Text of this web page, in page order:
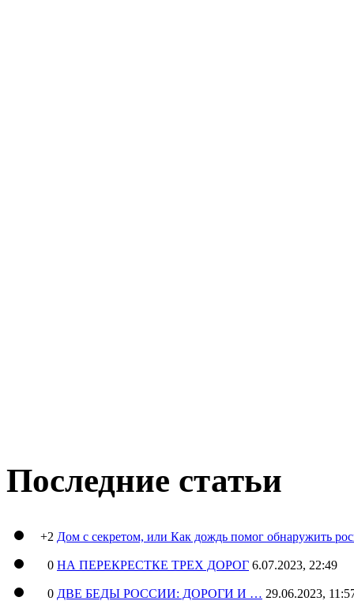
Последние статьи
+2 Дом с секретом, или Как дождь помог обнаружить
0 НА ПЕРЕКРЕСТКЕ ТРЕХ ДОРОГ 6.07.2023, 22:49
0 ДВЕ БЕДЫ РОССИИ: ДОРОГИ И … 29.06.2023,